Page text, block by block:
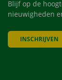
Blijf op de
nieuwigheden
INSCHRIJVEN